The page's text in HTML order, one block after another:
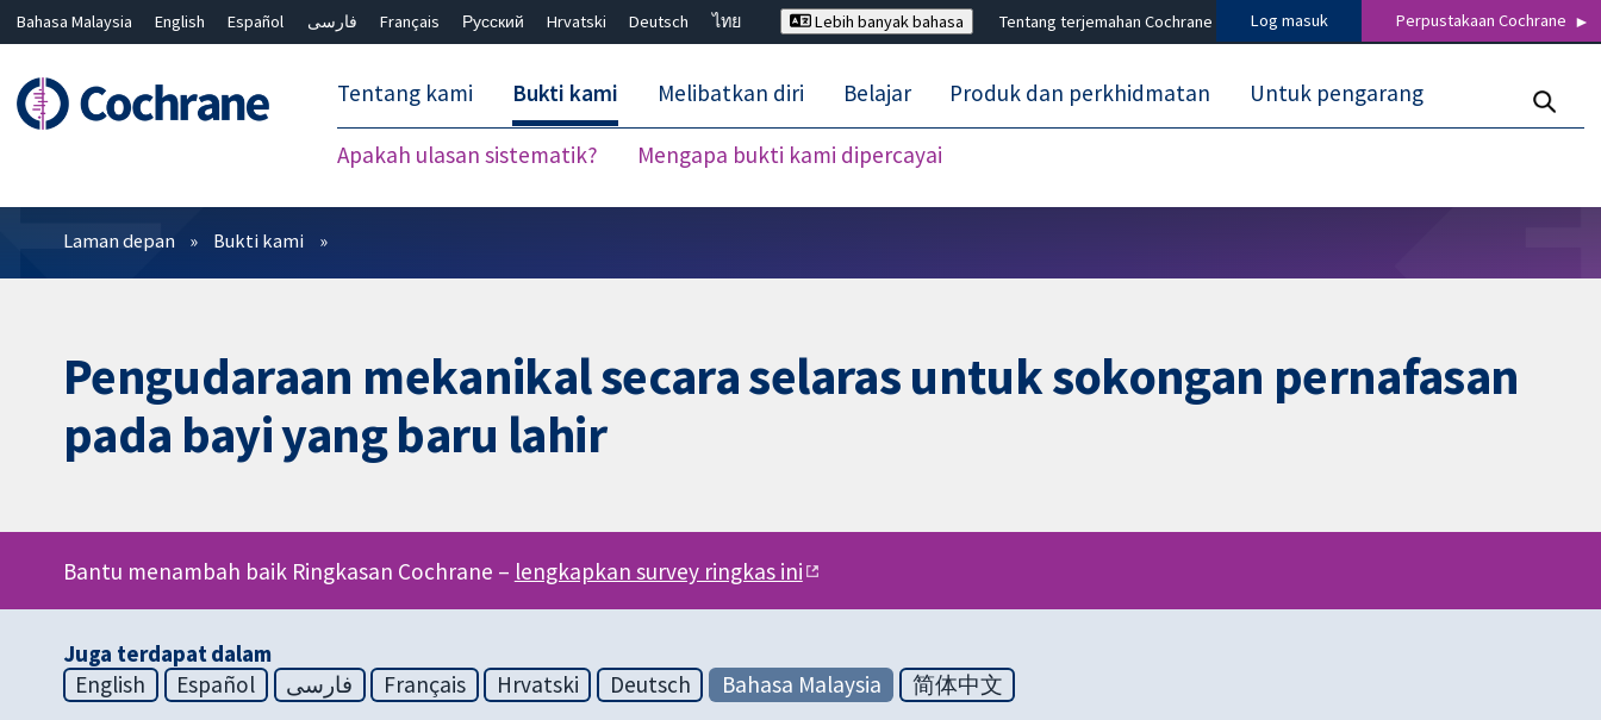
Bahasa Malaysia English Español فارسی Français Русский Hrvatski Deutsch
ไทย
Lebih banyak bahasa Tentang terjemahan Cochrane Log masuk Perpustakaan Cochrane
Tentang kami Bukti kami
Apakah ulasan sistematik? Mengapa bukti kami dipercayai
Melibatkan diri Belajar Produk dan perkhidmatan Untuk pengarang
Penapis
Laman depan Bukti kami
Pengudaraan mekanikal secara selaras untuk sokongan pernafasan
pada bayi yang baru lahir
Bantu menambah baik Ringkasan Cochrane – lengkapkan survey ringkas ini
Juga terdapat dalam
English
Español فارسی Français Hrvatski Deutsch Bahasa Malaysia 简体中文